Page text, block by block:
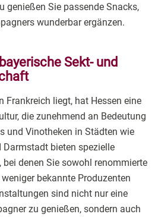
genießen Sie passende Snacks,
wunderbar ergänzen.
Sekt- und
Frankreich liegt, hat Hessen eine
die zunehmend an Bedeutung
und Vinotheken in Städten wie
Darmstadt bieten spezielle
denen Sie sowohl renommierte
bekannte Produzenten
sind nicht nur eine
zu genießen, sondern auch